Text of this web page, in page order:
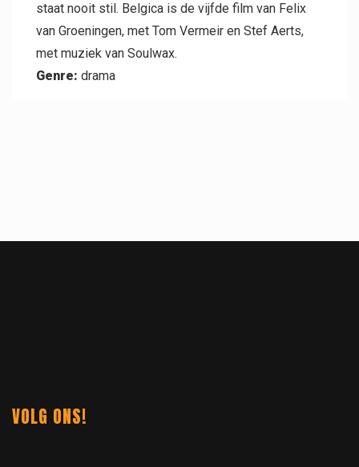
staat nooit stil. Belgica is de vijfde film van Felix
van Groeningen, met Tom Vermeir en Stef Aerts,
met muziek van Soulwax.
Genre: drama
VOLG ONS!